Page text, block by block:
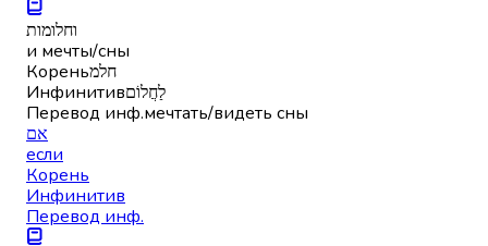
וחלומות
и мечты/сны
Кореньחלמ
Инфинитивלַחֲלוֹם
Перевод инф.мечтать/видеть сны
אם
если
Корень
Инфинитив
Перевод инф.